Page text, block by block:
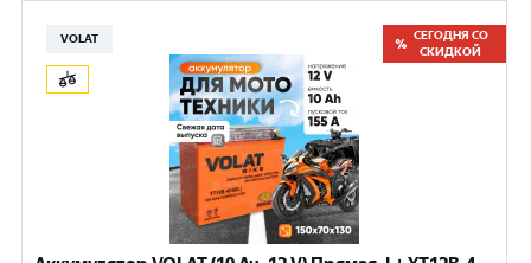
VOLAT
СЕГОДНЯ СО
СКИДКОЙ